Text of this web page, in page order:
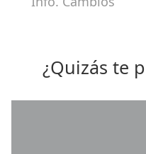
¿Quizás te